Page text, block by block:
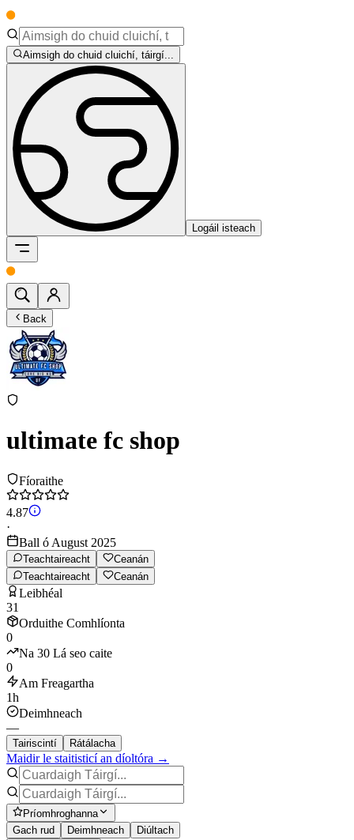
Aimsigh do chuid cluichí, táirgí...
Logáil isteach
Back
ultimate fc shop
Fíoraithe
4.87
·
Ball ó August 2025
Teachtaireacht
Ceanán
Teachtaireacht
Ceanán
Leibhéal
31
Orduithe Comhlíonta
0
Na 30 Lá seo caite
0
Am Freagartha
1h
Deimhneach
—
Tairiscintí Rátálacha
Maidir le staitisticí an díoltóra →
Príomhroghanna
Gach rud
Deimhneach
Diúltach